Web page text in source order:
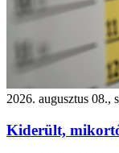
2026. augusztus 08.,
Kiderült,